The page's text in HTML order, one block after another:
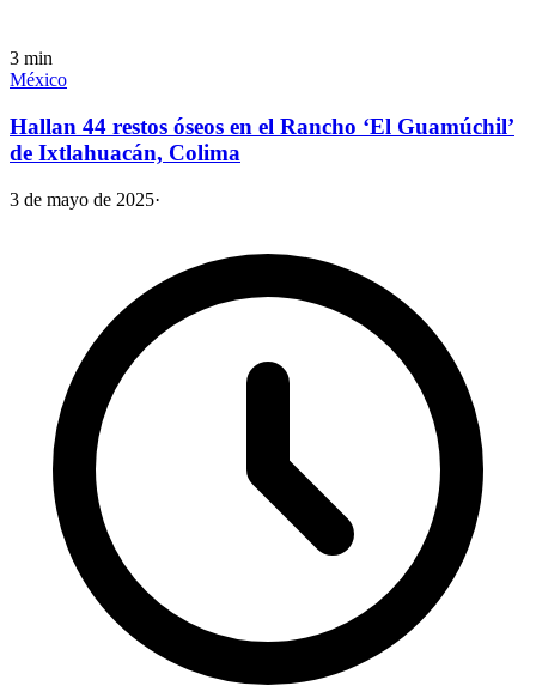
3 min
México
Hallan 44 restos óseos en el Rancho ‘El Guamúchil’
de Ixtlahuacán, Colima
3 de mayo de 2025·